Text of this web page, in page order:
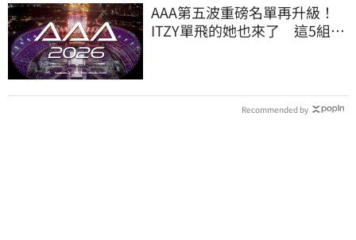
AAA第五波重磅名單再升級！
ITZY單飛的她也來了 這5組巨
Recommended by